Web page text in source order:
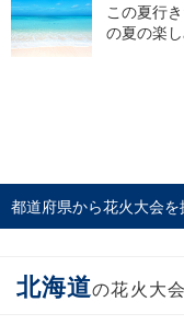
この夏行
の夏の楽
都道府県から花火大会を
北海道の花火大会